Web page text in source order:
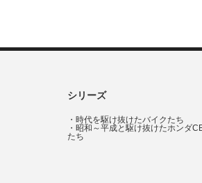
シリーズ
・ 時代を駆け抜けたバイクたち
・ 昭和～平成と駆け抜けたホンダ
たち